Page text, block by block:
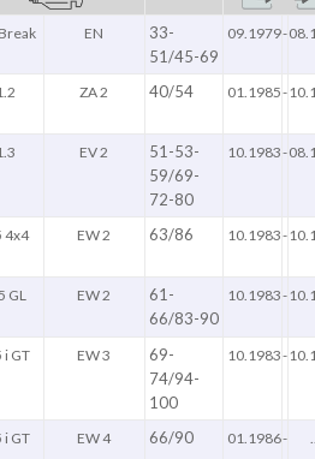
EN
33-
51/45-69
09.1979-
ZA 2 40/54 01.1985-
EV 2
51-53-
59/69-
72-80
10.1983-
4x4 EW 2 63/86 10.1983-
GL EW 2
61-
66/83-90
10.1983-
i GT EW 3
69-
74/94-
100
10.1983-
i GT EW 4 66/90 01.1986-